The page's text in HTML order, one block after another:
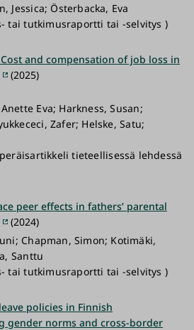
Jessica; Österbacka, Eva
tai tutkimusraportti tai -selvitys )
and compensation of job loss in
(2025)
Eva; Harkness, Susan;
Zafer; Helske, Satu;
tieteellisessä lehdessä
peer effects in fathers’ parental
(2024)
Chapman, Simon; Kotimäki,
Santtu
tai tutkimusraportti tai -selvitys )
policies in Finnish
gender norms and cross-border